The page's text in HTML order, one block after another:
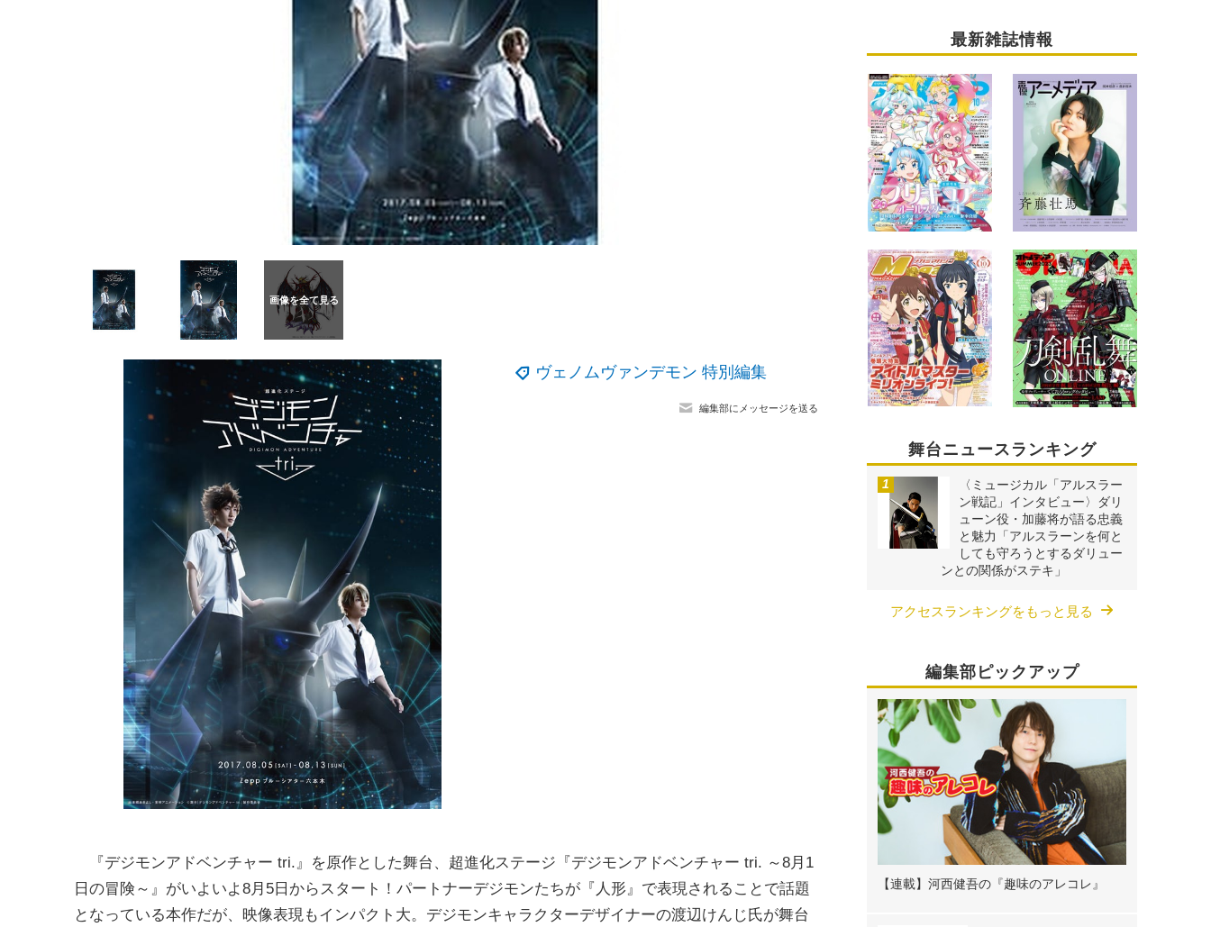
ヴェノムヴァンデモン 特別編集
編集部にメッセージを送る
『デジモンアドベンチャー tri.』を原作とした舞台、超進化ステージ『デジモンアドベンチャー tri. ～8月1
日の冒険～』がいよいよ8月5日からスタート！パートナーデジモンたちが『人形』で表現されることで話題
となっている本作だが、映像表現もインパクト大。デジモンキャラクターデザイナーの渡辺けんじ氏が舞台
最新雑誌情報
舞台ニュースランキング
〈ミュージカル「アルスラー
ン戦記」インタビュー〉ダリ
ューン役・加藤将が語る忠義
と魅力「アルスラーンを何と
しても守ろうとするダリュー
ンとの関係がステキ」
アクセスランキングをもっと見る
編集部ピックアップ
【連載】河西健吾の『趣味のアレコレ』